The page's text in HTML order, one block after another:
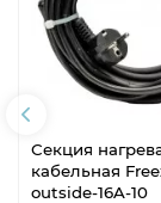
Секция
кабельная
outside-16A-10